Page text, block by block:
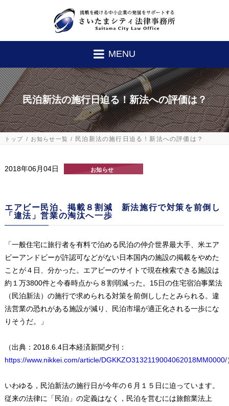
MENU
民泊新法の施行日迫る！新法への評価は？
トップ お知らせ一覧 民泊新法の施行日迫る！新法への評価は？
2018年06月04日 お知らせ
エアビー民泊、掲載８割減 新法施行で対策を前倒し
「違法」営業の淘汰へ一歩
「一般住宅に旅行者を有料で泊める民泊の仲介世界最大手、米エア
ビーアンドビーが許認可などがない日本国内の施設の掲載をやめた
ことが４日、分かった。エアビーのサイトで現在検索できる施設は
約１万3800件と今春時点から８割弱減った。15日の住宅宿泊事業法
（民泊新法）の施行で求められる対策を前倒ししたとみられる。違
法営業の恐れがある施設が減り、民泊市場が適正化される一歩にな
りそうだ。」
（出典：2018.6.4日本経済新聞夕刊：
https://www.nikkei.com/article/DGKKZO3132119004062018MM0000/
いわゆる，民泊新法の施行日が今年の６月１５日に迫っています。
従来の法律に「民泊」の定義はなく，民泊を営むには旅館業法上